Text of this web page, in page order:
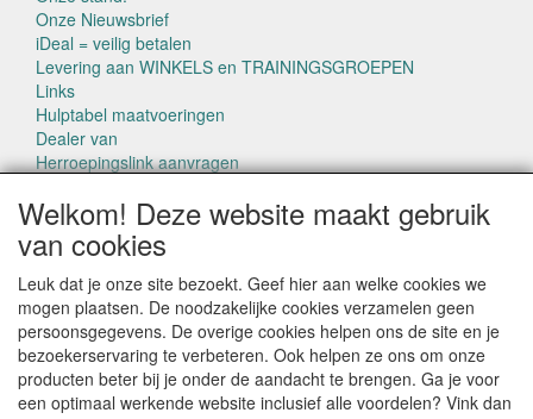
Onze Nieuwsbrief
iDeal = veilig betalen
Levering aan WINKELS en TRAININGSGROEPEN
Links
Hulptabel maatvoeringen
Dealer van
Herroepingslink aanvragen
CONTACTGEGEVENS
www.pettowel.nl
Laan van Swaensteijn 14
2271VB VOORBURG
Welkom! Deze website maakt gebruik
van cookies
Leuk dat je onze site bezoekt. Geef hier aan welke cookies we
mogen plaatsen. De noodzakelijke cookies verzamelen geen
persoonsgegevens. De overige cookies helpen ons de site en je
bezoekerservaring te verbeteren. Ook helpen ze ons om onze
producten beter bij je onder de aandacht te brengen. Ga je voor
een optimaal werkende website inclusief alle voordelen? Vink dan